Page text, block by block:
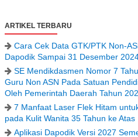
ARTIKEL TERBARU
Cara Cek Data GTK/PTK Non-
Dapodik Sampai 31 Desember
SE Mendikdasmen Nomor 7
Guru Non ASN Pada Satuan
Oleh Pemerintah Daerah Tahun
7 Manfaat Laser Flek Hitam
pada Kulit Wanita 35 Tahun ke Atas
Aplikasi Dapodik Versi 2027